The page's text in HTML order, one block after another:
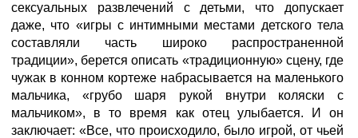
сексуальных развлечений с детьми, что допускает
даже, что «игры с интимными местами детского тела
составляли часть широко распространенной
традиции», берется описать «традиционную» сцену, где
чужак в конном кортеже набрасывается на маленького
мальчика, «грубо шаря рукой внутри коляски с
мальчиком», в то время как отец улыбается. И он
заключает: «Все, что происходило, было игрой, от чьей